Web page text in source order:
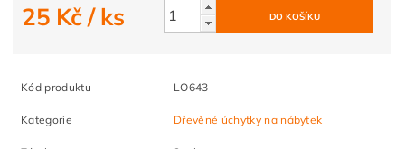
25 Kč/ ks
Kód produktu LO643
Kategorie Dřevěné úchytky na nábytek